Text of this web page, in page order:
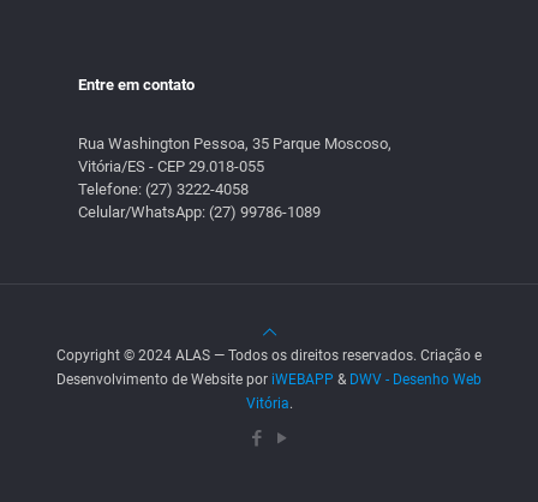
Entre em contato
Rua Washington Pessoa, 35 Parque Moscoso,
Vitória/ES - CEP 29.018-055
Telefone: (27) 3222-4058
Celular/WhatsApp: (27) 99786-1089
Copyright © 2024 ALAS — Todos os direitos reservados. Criação e
Desenvolvimento de Website por iWEBAPP & DWV - Desenho Web
Vitória.